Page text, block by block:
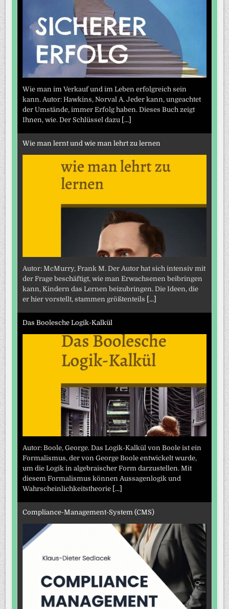
Wie man im Verkauf und im Leben erfolgreich sein
kann. Autor: Hawkins, Norval A. Jeder kann, ungeachtet
der Umstände, immer Erfolg haben. Dieses Buch zeigt
Ihnen, wie. Der Schlüssel dazu
[...]
Wie man lernt und wie man lehrt zu lernen
Autor: McMurry, Frank M. Der Autor hat sich intensiv mit
der Frage beschäftigt, wie man Erwachsenen beibringen
kann, Kindern das Lernen beizubringen. Die Ideen, die
er hier vorstellt, stammen größtenteils
[...]
Das Boolesche Logik-Kalkül
Autor: Boole, George. Das Logik-Kalkül von Boole ist ein
Formalismus, der von George Boole entwickelt wurde,
um die Logik in algebraischer Form darzustellen. Mit
diesem Formalismus können Aussagenlogik und
Wahrscheinlichkeitstheorie [...]
Compliance-Management-System (CMS)